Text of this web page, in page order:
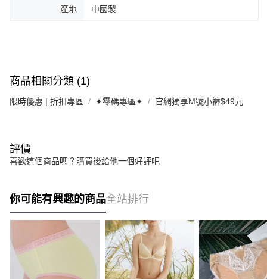
產地 中國製
商品相關分類 (1)
限時優惠 | 折扣專區 ✦零碼專區✦ 官網獨享M號小褲$49元
評價
喜歡這個商品嗎？購買後給他一個好評吧
你可能有興趣的商品全站排行